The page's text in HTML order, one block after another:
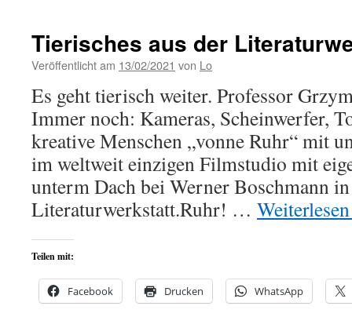
Tierisches aus der
Veröffentlicht am 13/02/2021 von Lo
Es geht tierisch weiter. Professor
Immer noch: Kameras, Scheinwerfer,
kreative Menschen „vonne Ruhr“ mit
im weltweit einzigen Filmstudio mit
unterm Dach bei Werner Boschmann
Literaturwerkstatt.Ruhr! …
Teilen mit:
Facebook Drucken WhatsApp